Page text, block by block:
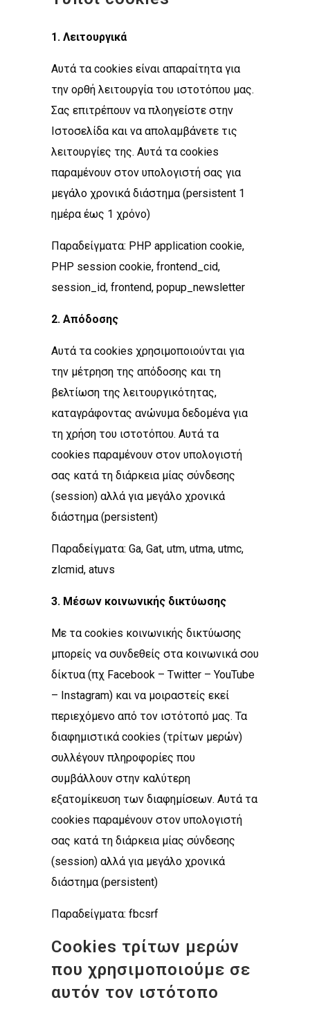
1. Λειτουργικά
Αυτά τα cookies είναι απαραίτητα για
την ορθή λειτουργία του ιστοτόπου μας.
Σας επιτρέπουν να πλοηγείστε στην
Ιστοσελίδα και να απολαμβάνετε τις
λειτουργίες της. Αυτά τα cookies
παραμένουν στον υπολογιστή σας για
μεγάλο χρονικά διάστημα (persistent 1
ημέρα έως 1 χρόνο)
Παραδείγματα: PHP application cookie,
PHP session cookie, frontend_cid,
session_id, frontend, popup_newsletter
2. Απόδοσης
Αυτά τα cookies χρησιμοποιούνται για
την μέτρηση της απόδοσης και τη
βελτίωση της λειτουργικότητας,
καταγράφοντας ανώνυμα δεδομένα για
τη χρήση του ιστοτόπου. Αυτά τα
cookies παραμένουν στον υπολογιστή
σας κατά τη διάρκεια μίας σύνδεσης
(session) αλλά για μεγάλο χρονικά
διάστημα (persistent)
Παραδείγματα: Ga, Gat, utm, utma, utmc,
zlcmid, atuvs
3. Mέσων κοινωνικής δικτύωσης
Με τα cookies κοινωνικής δικτύωσης
μπορείς να συνδεθείς στα κοινωνικά σου
δίκτυα (πχ Facebook – Twitter – YouTube
– Instagram) και να μοιραστείς εκεί
περιεχόμενο από τον ιστότοπό μας. Τα
διαφημιστικά cookies (τρίτων μερών)
συλλέγουν πληροφορίες που
συμβάλλουν στην καλύτερη
εξατομίκευση των διαφημίσεων. Αυτά τα
cookies παραμένουν στον υπολογιστή
σας κατά τη διάρκεια μίας σύνδεσης
(session) αλλά για μεγάλο χρονικά
διάστημα (persistent)
Παραδείγματα: fbcsrf
Cookies τρίτων μερών
που χρησιμοποιούμε σε
αυτόν τον ιστότοπο